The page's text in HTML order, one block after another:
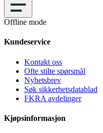
Offline mode
Kundeservice
Kontakt oss
Ofte stilte spørsmål
Nyhetsbrev
Søk sikkerhetsdatablad
FKRA avdelinger
Kjøpsinformasjon